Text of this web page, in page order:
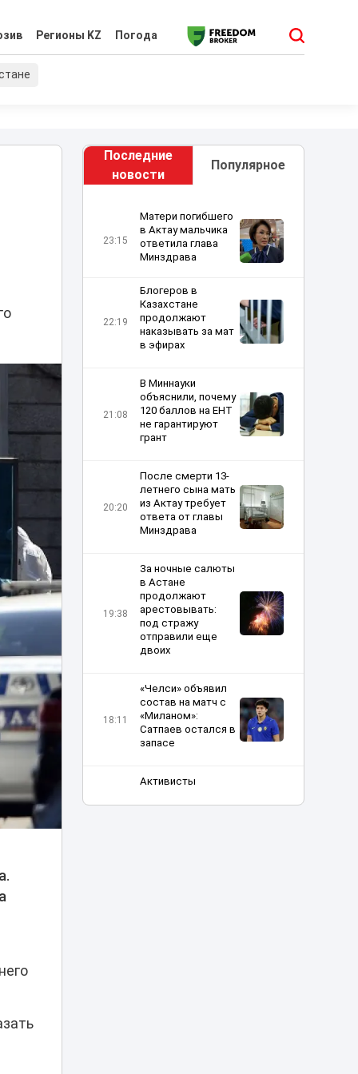
Регионы KZ Погода
Последние
новости
Популярное
23:15
Матери погибшего
в Актау мальчика
ответила глава
Минздрава
22:19
Блогеров в
Казахстане
продолжают
наказывать за мат
в эфирах
21:08
В Миннауки
объяснили, почему
120 баллов на ЕНТ
не гарантируют
грант
20:20
После смерти 13-
летнего сына мать
из Актау требует
ответа от главы
Минздрава
19:38
За ночные салюты
в Астане
продолжают
арестовывать:
под стражу
отправили еще
двоих
18:11
«Челси» объявил
состав на матч с
«Миланом»:
Сатпаев остался в
запасе
Активисты
усилить